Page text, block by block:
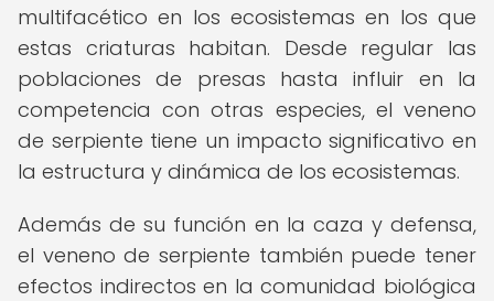
multifacético en los ecosistemas en los que
estas criaturas habitan. Desde regular las
poblaciones de presas hasta influir en la
competencia con otras especies, el veneno
de serpiente tiene un impacto significativo en
la estructura y dinámica de los ecosistemas.
Además de su función en la caza y defensa,
el veneno de serpiente también puede tener
efectos indirectos en la comunidad biológica